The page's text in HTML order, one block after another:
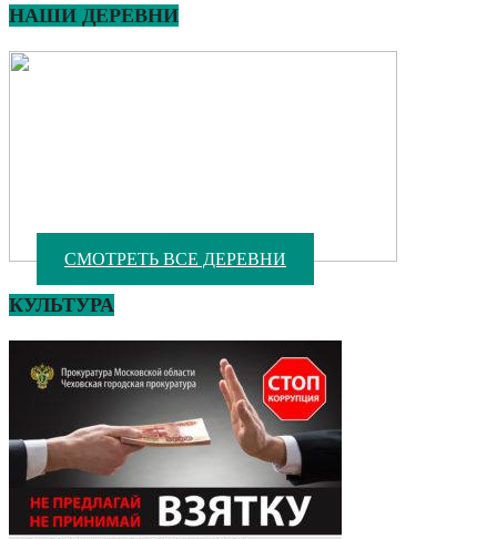
НАШИ ДЕРЕВНИ
СМОТРЕТЬ ВСЕ ДЕРЕВНИ
КУЛЬТУРА